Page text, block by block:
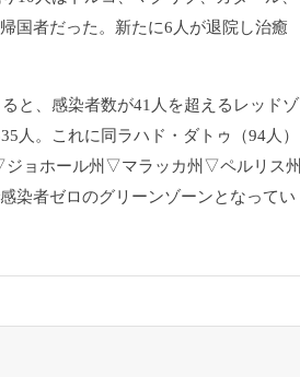
国者だった。新たに6人が退院し治癒
と、感染者数が41人を超えるレッドゾ
人。これに同ラハド・ダトゥ（94人）
ョホール州▽マラッカ州▽ペルリス州
者ゼロのグリーンゾーンとなってい